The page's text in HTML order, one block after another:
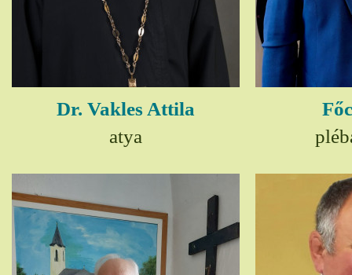
Dr. Vakles Attila
atya